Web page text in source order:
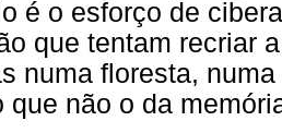
é o esforço de
que tentam recriar
numa floresta,
que não o da